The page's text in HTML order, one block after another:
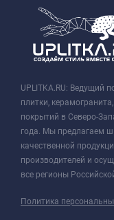
UPLITKA.RU: Ведущий
плитки,
покрытий в Северо-
года. Мы предлагаем
качественной
производителей и
все регионы
Политика